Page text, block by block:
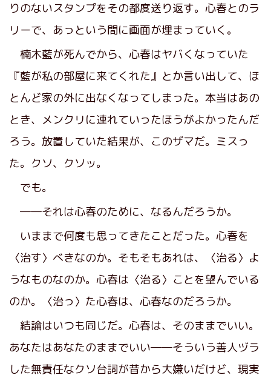
りのないスタンプをその都度送り返す。心春とのラ
リーで、あっという間に画面が埋まっていく。
楠木藍が死んでから、心春はヤバくなっていた
『藍が私の部屋に来てくれた』とか言い出して、ほ
とんど家の外に出なくなってしまった。本当はあの
とき、メンクリに連れていったほうがよかったんだ
ろう。放置していた結果が、このザマだ。ミスっ
た。クソ、クソッ。
でも。
――それは心春のために、なるんだろうか。
いままで何度も思ってきたことだった。心春を
〈治す〉べきなのか。そもそもあれは、〈治る〉よ
うなものなのか。心春は〈治る〉ことを望んでいる
のか。〈治っ〉た心春は、心春なのだろうか。
結論はいつも同じだ。心春は、そのままでいい。
あなたはあなたのままでいい――そういう善人ヅラ
した無責任なクソ台詞が昔から大嫌いだけど、現実